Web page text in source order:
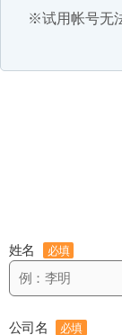
※试用帐号无
姓名 必填
公司名 必填